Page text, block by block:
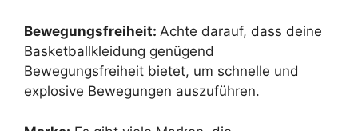
Bewegungsfreiheit: Achte darauf, dass deine
Basketballkleidung genügend
Bewegungsfreiheit bietet, um schnelle und
explosive Bewegungen auszuführen.